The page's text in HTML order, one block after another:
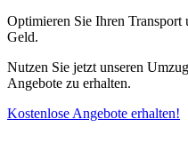
Optimieren Sie Ihren Transport
Geld.
Nutzen Sie jetzt unseren
Angebote zu erhalten.
Kostenlose Angebote erhalten!